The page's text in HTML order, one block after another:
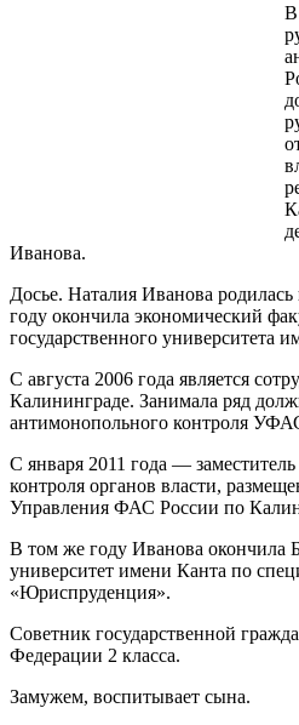
В
Иванова.
Досье. Наталия Иванова
году окончила экономический
государственного университета
С августа 2006 года является
Калининграде. Занимала ряд
антимонопольного контроля
С января 2011 года — заместитель
контроля органов власти,
Управления ФАС России по
В том же году Иванова окончила
университет имени Канта по
«Юриспруденция».
Советник государственной
Федерации 2 класса.
Замужем, воспитывает сына.